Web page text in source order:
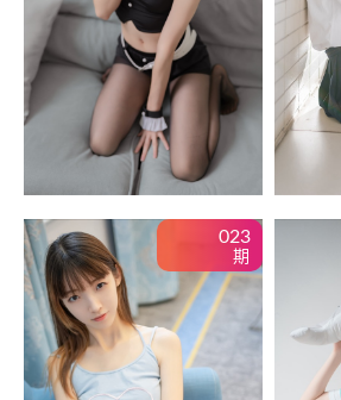
**用户中心**
登录
注册
**注册必看**
023
期